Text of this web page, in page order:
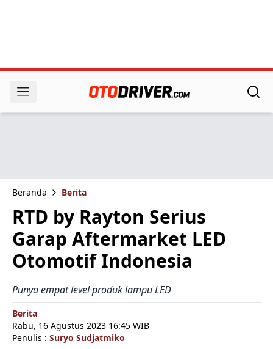
Beranda Berita
RTD by Rayton Serius
Garap Aftermarket LED
Otomotif Indonesia
Punya empat level produk lampu LED
Berita
Rabu, 16 Agustus 2023 16:45 WIB
Penulis : Suryo Sudjatmiko